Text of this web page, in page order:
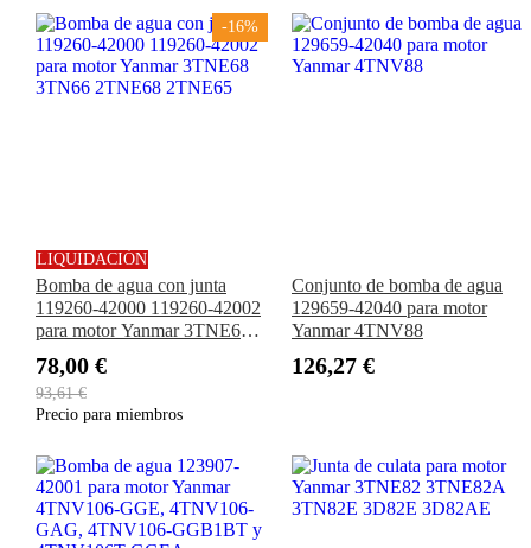
-16%
LIQUIDACIÓN
Bomba de agua con junta
119260-42000 119260-42002
para motor Yanmar 3TNE68
78,00 €
93,61 €
Precio para miembros
Conjunto de bomba de agua
129659-42040 para motor
Yanmar 4TNV88
126,27 €